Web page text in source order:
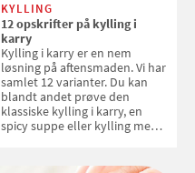
KYLLING
12 opskrifter på kylling i
karry
Kylling i karry er en nem
løsning på aftensmaden. Vi har
samlet 12 varianter. Du kan
blandt andet prøve den
klassiske kylling i karry, en
spicy suppe eller kylling med